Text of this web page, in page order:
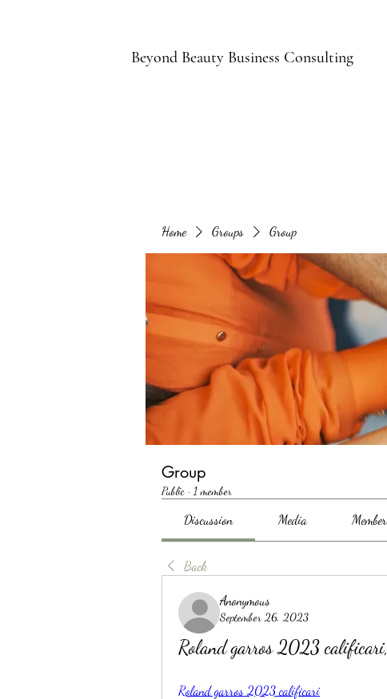
Beyond Beauty Business Consulting
Home Groups Group
Group
Public · 1 member
Discussion Media
Back
Anonymous
September 26, 2023
Roland garros 2023
Roland garros 2023 calificari